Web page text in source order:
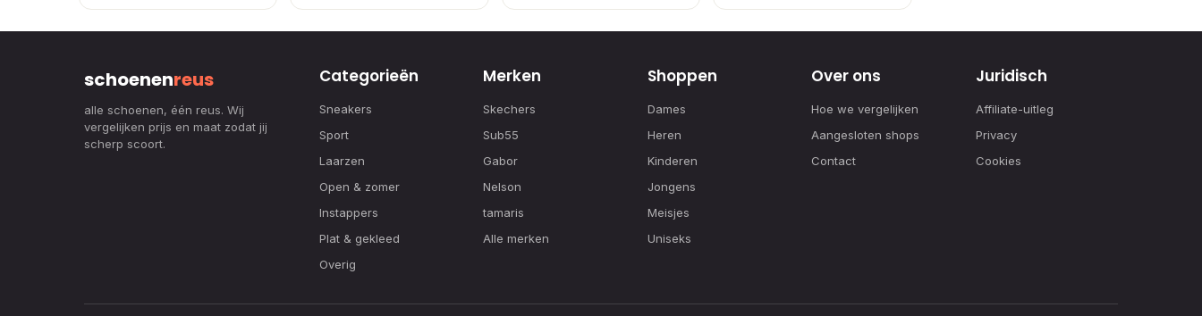
schoenenreus
alle schoenen, één reus. Wij
vergelijken prijs en maat zodat jij
scherp scoort.
Categorieën
Sneakers
Sport
Laarzen
Open & zomer
Instappers
Plat & gekleed
Overig
Merken
Skechers
Sub55
Gabor
Nelson
tamaris
Alle merken
Shoppen
Dames
Heren
Kinderen
Jongens
Meisjes
Uniseks
Over ons
Hoe we vergelijken
Aangesloten shops
Contact
Juridisch
Affiliate-uitleg
Privacy
Cookies